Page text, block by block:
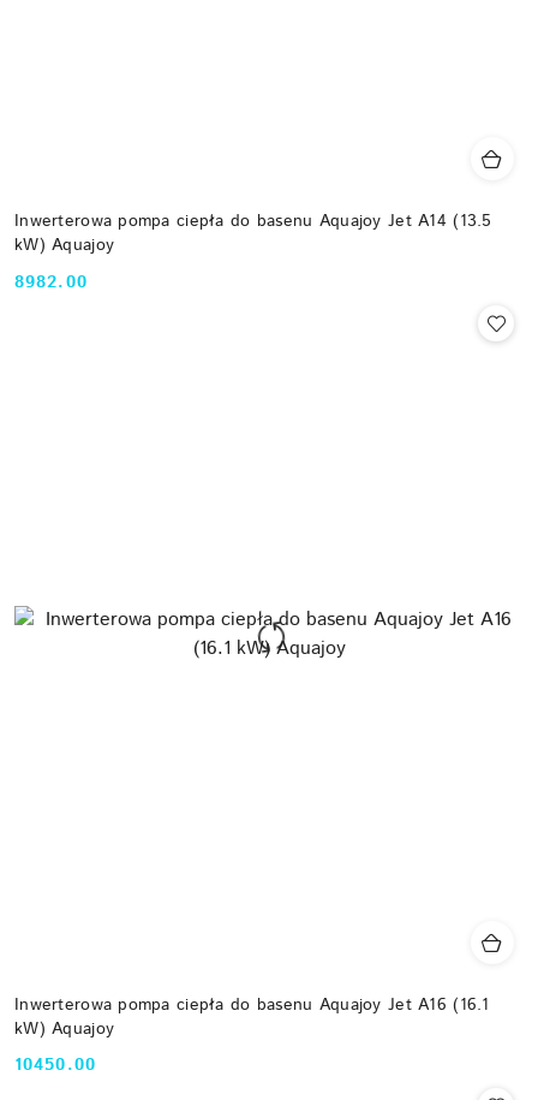
Inwerterowa pompa ciepła do basenu Aquajoy Jet A14 (13.5
kW) Aquajoy
Cena:
8982.00
Inwerterowa pompa ciepła do basenu Aquajoy Jet A16 (16.1
kW) Aquajoy
Cena:
10450.00